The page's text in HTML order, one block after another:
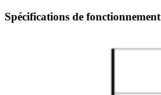
Spécifications de fonctionnement